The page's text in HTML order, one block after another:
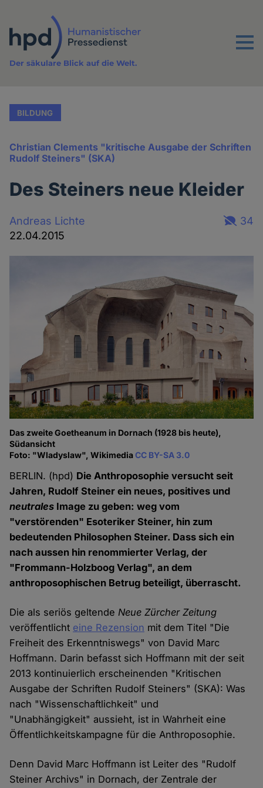
Inhalt
Menu
Der säkulare Blick auf die Welt.
BILDUNG
Christian Clements "kritische Ausgabe der Schriften
Rudolf Steiners" (SKA)
Des Steiners neue Kleider
Andreas Lichte
22.04.2015
34
Das zweite Goetheanum in Dornach (1928 bis heute),
Südansicht
Foto: "Wladyslaw", WikimediaCC BY-SA 3.0
BERLIN. (hpd) Die Anthroposophie versucht seit
Jahren, Rudolf Steiner ein neues, positives und
neutrales Image zu geben: weg vom
"verstörenden" Esoteriker Steiner, hin zum
bedeutenden Philosophen Steiner. Dass sich ein
nach aussen hin renommierter Verlag, der
"Frommann-Holzboog Verlag", an dem
anthroposophischen Betrug beteiligt, überrascht.
Die als seriös geltendeNeue Zürcher Zeitung
veröffentlicht eine Rezension mit dem Titel "Die
Freiheit des Erkenntniswegs" von David Marc
Hoffmann. Darin befasst sich Hoffmann mit der seit
2013 kontinuierlich erscheinenden "Kritischen
Ausgabe der Schriften Rudolf Steiners" (SKA): Was
nach "Wissenschaftlichkeit" und
"Unabhängigkeit" aussieht, ist in Wahrheit eine
Öffentlichkeitskampagne für die Anthroposophie.
Denn David Marc Hoffmann ist Leiter des "Rudolf
Steiner Archivs" in Dornach, der Zentrale der